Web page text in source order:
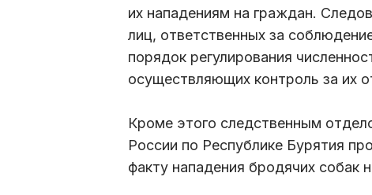
их нападениям на граждан.
лиц, ответственных за
порядок регулирования
осуществляющих контроль за их
Кроме этого следственным
России по Республике Бурятия
факту нападения бродячих собак